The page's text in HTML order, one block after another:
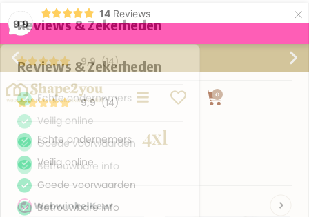
9,9
14 Reviews ×
Gratis verzending vanaf €75,-
0
4xl